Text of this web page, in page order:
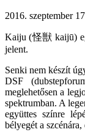
2016. szeptember
Kaiju (怪獣 kaijū)
jelent.
Senki nem készít
DSF
meglehetősen a
spektrumban. A
együttes színre
bélyegét a